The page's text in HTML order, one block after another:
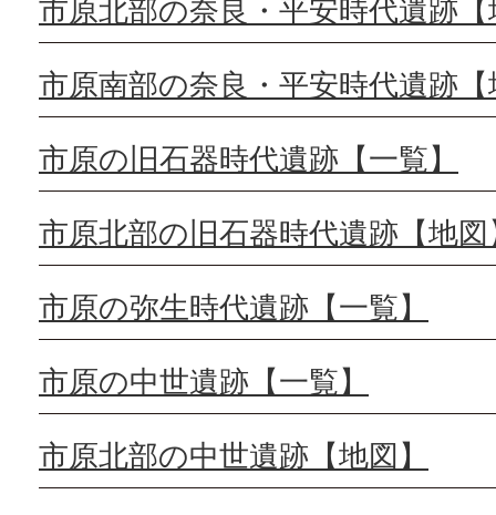
市原北部の奈良・平安時代遺跡
市原南部の奈良・平安時代遺跡
市原の旧石器時代遺跡【一覧】
市原北部の旧石器時代遺跡【地図
市原の弥生時代遺跡【一覧】
市原の中世遺跡【一覧】
市原北部の中世遺跡【地図】